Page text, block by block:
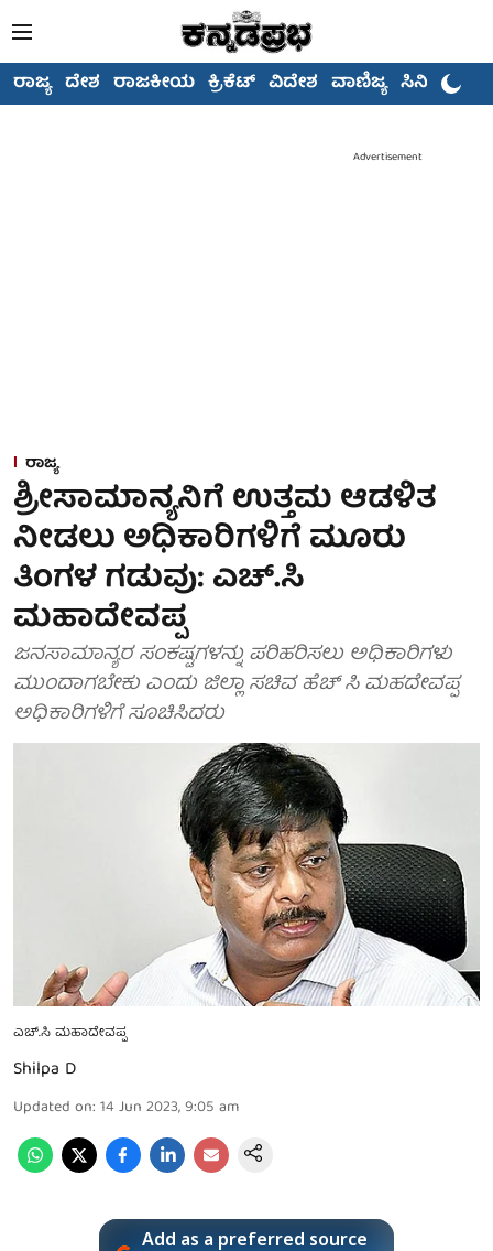
ರಾಜ್ಯ ದೇಶ ರಾಜಕೀಯ ಕ್ರಿಕೆಟ್ ವಿದೇಶ ವಾಣಿಜ್ಯ ಸಿನಿಮಾ
Advertisement
ರಾಜ್ಯ
ಶ್ರೀಸಾಮಾನ್ಯನಿಗೆ ಉತ್ತಮ ಆಡಳಿತ
ನೀಡಲು ಅಧಿಕಾರಿಗಳಿಗೆ ಮೂರು
ತಿಂಗಳ ಗಡುವು: ಎಚ್.ಸಿ
ಮಹಾದೇವಪ್ಪ
ಜನಸಾಮಾನ್ಯರ ಸಂಕಷ್ಟಗಳನ್ನು ಪರಿಹರಿಸಲು ಅಧಿಕಾರಿಗಳು
ಮುಂದಾಗಬೇಕು ಎಂದು ಜಿಲ್ಲಾ ಸಚಿವ ಹೆಚ್ ಸಿ ಮಹದೇವಪ್ಪ
ಅಧಿಕಾರಿಗಳಿಗೆ ಸೂಚಿಸಿದರು
ಎಚ್.ಸಿ ಮಹಾದೇವಪ್ಪ
Shilpa D
Updated on: 14 Jun 2023, 9:05 am
Add as a preferred source